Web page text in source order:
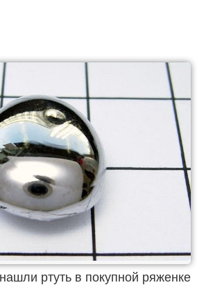
ртуть в покупной ряженке